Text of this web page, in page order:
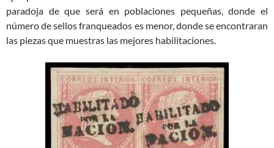
paradoja de que será en poblaciones pequeñas, donde el
número de sellos franqueados es menor, donde se encontraran
las piezas que muestras las mejores habilitaciones.